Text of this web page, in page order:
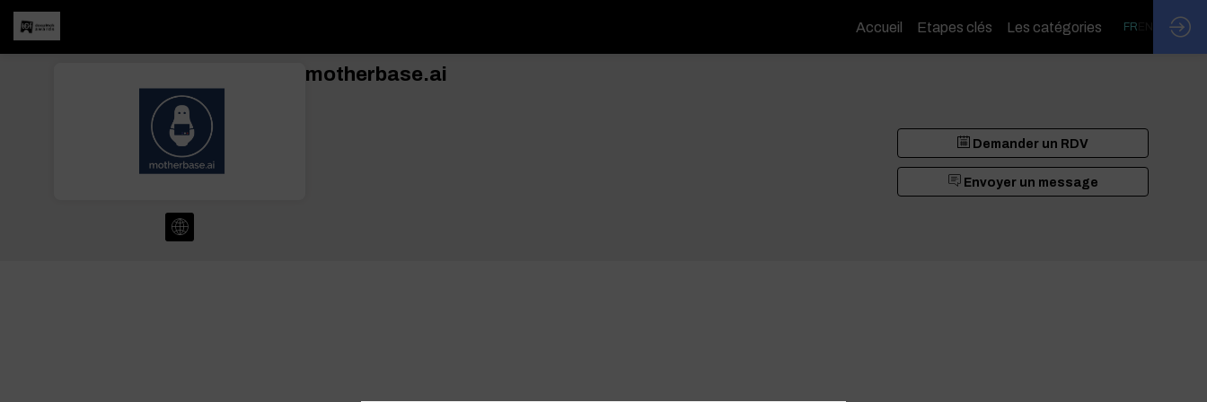
Accueil Etapes clés Les catégories FR
Demander un RDV
Envoyer un message
motherbase.ai